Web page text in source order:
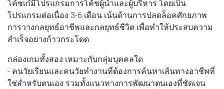
โค้ชเก๋มีโปรแกรมการโค้ชผู้นำและผู้บริหาร โดยเป็น
โปรแกรมต่อเนื่อง 3-6 เดือน เน้นด้านการปลดล็อคศักยภาพ
การวางกลยุทธ์อาชีพและกลยุทธ์ชีวิต เพื่อทำให้ประสบความ
สำเร็จอย่างก้าวกระโดด
กล่องเกมทั้งสอง เหมาะกับกลุ่มบุคคลใด
- คนวัยเรียนและคนวัยทำงานที่ต้องการค้นหาเส้นทางอาชีพที่
ใช่สำหรับตนเอง รวมทั้งแนวทางการพัฒนาตนเองที่ชัดเจน